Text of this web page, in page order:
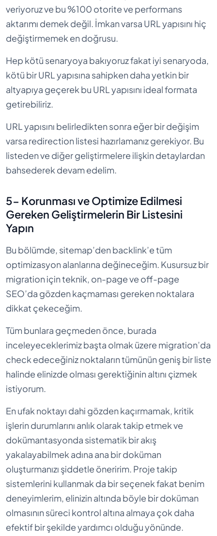
veriyoruz ve bu %100 otorite ve performans
aktarımı demek değil. İmkan varsa URL yapısını hiç
değiştirmemek en doğrusu.
Hep kötü senaryoya bakıyoruz fakat iyi senaryoda,
kötü bir URL yapısına sahipken daha yetkin bir
altyapıya geçerek bu URL yapısını ideal formata
getirebiliriz.
URL yapısını belirledikten sonra eğer bir değişim
varsa redirection listesi hazırlamanız gerekiyor. Bu
listeden ve diğer geliştirmelere ilişkin detaylardan
bahsederek devam edelim.
5- Korunması ve Optimize Edilmesi
Gereken Geliştirmelerin Bir Listesini
Yapın
Bu bölümde, sitemap’den backlink’e tüm
optimizasyon alanlarına değineceğim. Kusursuz bir
migration için teknik, on-page ve off-page
SEO’da gözden kaçmaması gereken noktalara
dikkat çekeceğim.
Tüm bunlara geçmeden önce, burada
inceleyeceklerimiz başta olmak üzere migration’da
check edeceğiniz noktaların tümünün geniş bir liste
halinde elinizde olması gerektiğinin altını çizmek
istiyorum.
En ufak noktayı dahi gözden kaçırmamak, kritik
işlerin durumlarını anlık olarak takip etmek ve
dokümantasyonda sistematik bir akış
yakalayabilmek adına ana bir doküman
oluşturmanızı şiddetle öneririm. Proje takip
sistemlerini kullanmak da bir seçenek fakat benim
deneyimlerim, elinizin altında böyle bir doküman
olmasının süreci kontrol altına almaya çok daha
efektif bir şekilde yardımcı olduğu yönünde.